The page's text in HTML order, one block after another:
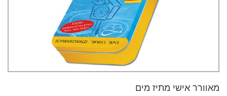
מאוורר אישי מתיז מים